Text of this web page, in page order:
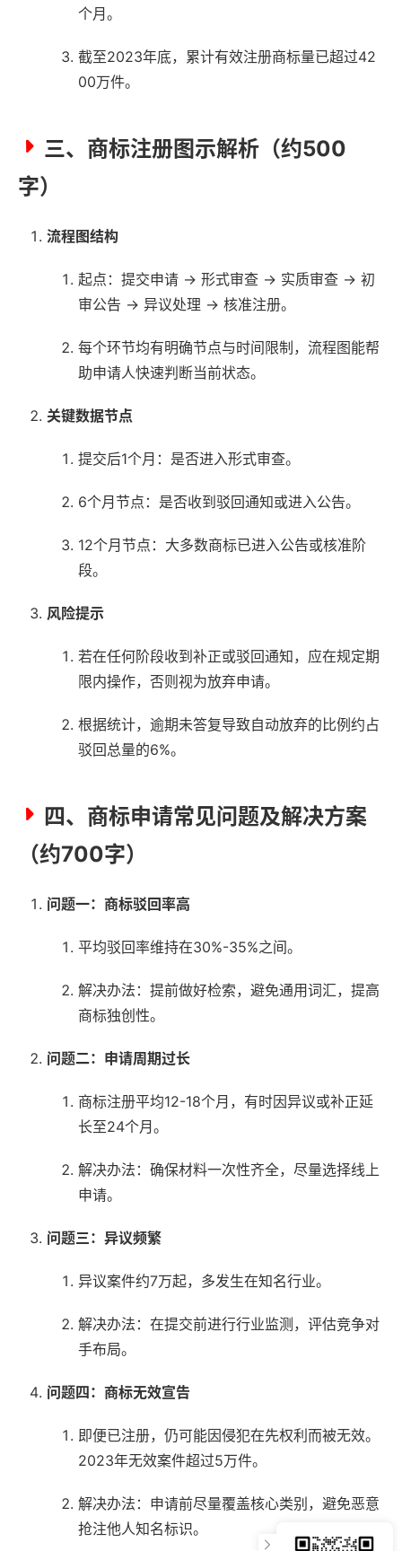
个月。
截至2023年底，累计有效注册商标量已超过42
00万件。
三、商标注册图示解析（约500
字）
流程图结构
起点：提交申请 → 形式审查 → 实质审查 → 初
审公告 → 异议处理 → 核准注册。
每个环节均有明确节点与时间限制，流程图能帮
助申请人快速判断当前状态。
关键数据节点
提交后1个月：是否进入形式审查。
6个月节点：是否收到驳回通知或进入公告。
12个月节点：大多数商标已进入公告或核准阶
段。
风险提示
若在任何阶段收到补正或驳回通知，应在规定期
限内操作，否则视为放弃申请。
根据统计，逾期未答复导致自动放弃的比例约占
驳回总量的6%。
四、商标申请常见问题及解决方案
（约700字）
问题一：商标驳回率高
平均驳回率维持在30%-35%之间。
解决办法：提前做好检索，避免通用词汇，提高
商标独创性。
问题二：申请周期过长
商标注册平均12-18个月，有时因异议或补正延
长至24个月。
解决办法：确保材料一次性齐全，尽量选择线上
申请。
问题三：异议频繁
异议案件约7万起，多发生在知名行业。
解决办法：在提交前进行行业监测，评估竞争对
手布局。
问题四：商标无效宣告
即便已注册，仍可能因侵犯在先权利而被无效。
2023年无效案件超过5万件。
解决办法：申请前尽量覆盖核心类别，避免恶意
抢注他人知名标识。